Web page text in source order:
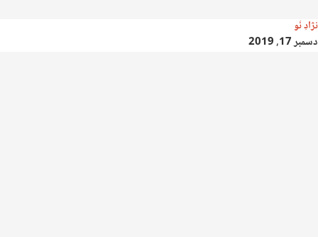
نژادِ نَو
دسمبر 17, 2019